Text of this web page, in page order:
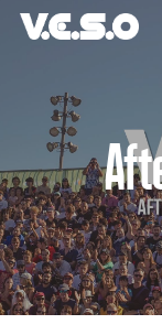
Skip
content